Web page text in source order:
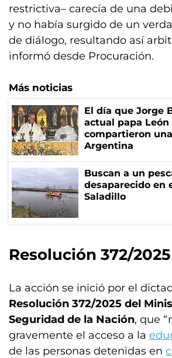
restrictiva– carecía de una
y no había surgido de un
de diálogo, resultando así
informó desde Procuración.
Más noticias
El día que Jorge
actual papa León
compartieron
Argentina
Buscan a un
desaparecido en
Saladillo
Resolución 372/2025
La acción se inició por el
Resolución 372/2025 del
Seguridad de la Nación, que
gravemente el acceso a la
de las personas detenidas en